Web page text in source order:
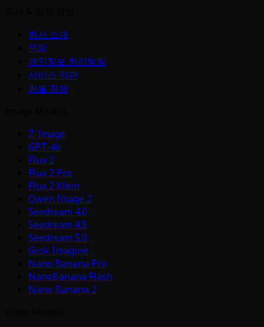
회사 소개
문의
개인정보 처리방침
서비스 약관
환불 정책
Z-Image
GPT-4o
Flux 2
Flux 2 Pro
Flux 2 Klein
Qwen Image 2
Seedream 4.0
Seedream 4.5
Seedream 5.0
Grok Imagine
Nano Banana Pro
NanoBanana Flash
Nano Banana 2